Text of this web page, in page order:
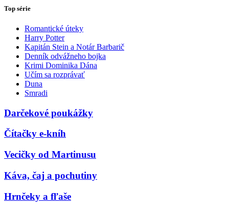
Top série
Romantické úteky
Harry Potter
Kapitán Stein a Notár Barbarič
Denník odvážneho bojka
Krimi Dominika Dána
Učím sa rozprávať
Duna
Smradi
Darčekové poukážky
Čítačky e-kníh
Vecičky od Martinusu
Káva, čaj a pochutiny
Hrnčeky a fľaše